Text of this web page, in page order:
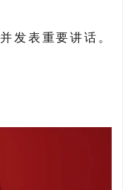
发表重要讲话。